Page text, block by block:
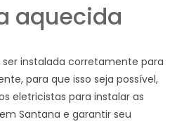
aquecida
instalada corretamente para
para que isso seja possível,
eletricistas para instalar as
Santana e garantir seu